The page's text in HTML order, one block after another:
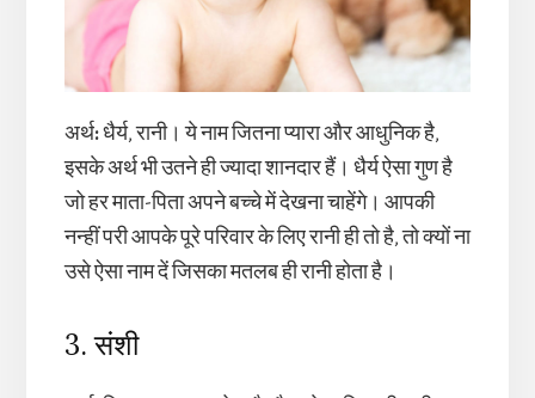
अर्थ:धैर्य, रानी। ये नाम जितना प्यारा और आधुनिक है,
इसके अर्थ भी उतने ही ज्यादा शानदार हैं। धैर्य ऐसा गुण है
जो हर माता-पिता अपने बच्चे में देखना चाहेंगे। आपकी
नन्हीं परी आपके पूरे परिवार के लिए रानी ही तो है, तो क्यों ना
उसे ऐसा नाम दें जिसका मतलब ही रानी होता है।
3. संशी